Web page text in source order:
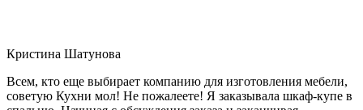
Кристина Шатунова
Всем, кто еще выбирает компанию для изготовления мебели,
советую Кухни мол! Не пожалеете! Я заказывала шкаф-купе в